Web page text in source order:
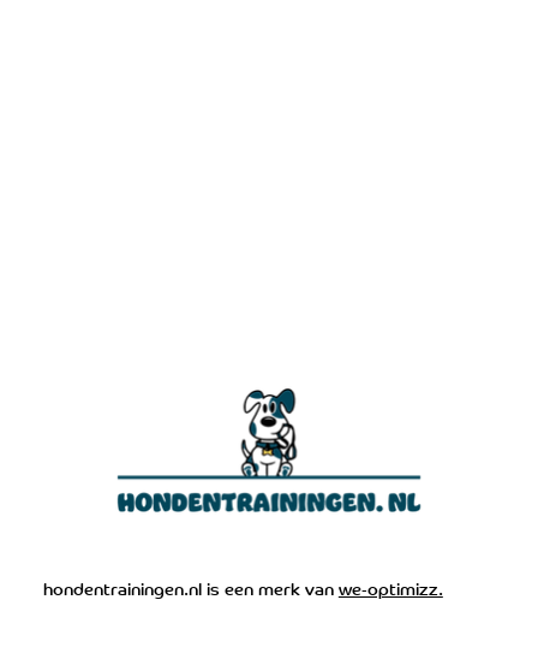
hondentrainingen.nl is een merk vanwe-optimizz.